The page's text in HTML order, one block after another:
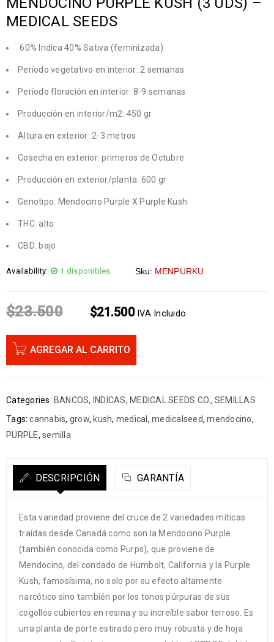
MEDICAL SEEDS
60% Indica 40% Sativa (feminizada)
Período vegetativo en interior: 2 semanas
Período floración en interior: 8-9 semanas
Producción en interior/m2: 450 gr
Altura en exterior: 2-3 metros
Cosecha en exterior: primeros de Octubre
Producción en exterior/planta: 600 gr
Genotipo: Mendocino Purple X Purple Kush
THC: alto
CBD: bajo
Availability: 1 disponibles Sku: MENPURKU
$23.500 $21.500 IVA Incluido
AGREGAR AL CARRITO
Categories: BANCOS, INDICAS, MEDICAL SEEDS CO., SEMILLAS
Tags: cannabis, grow, kush, medical , medicalseed,mendocino,
PURPLE, semilla
DESCRIPCIÓN GARANTÍA
Esta variedad proviene del cruce de 2 variedades míticas
traídas desde Canadá como son la Mendocino Purple
(también conocida como Purps), que proviene de
Mendocino, del condado de Humbolt, California y la Purple
Kush, famosísima, no solo por su efecto altamente
narcótico sino también por los tonos púrpuras de sus
cogollos cubiertos en resina y su increíble sabor terroso. Es
una planta de porte estirado pero muy robusta y de hoja